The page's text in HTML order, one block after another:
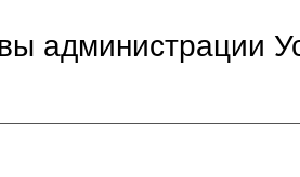
администрации